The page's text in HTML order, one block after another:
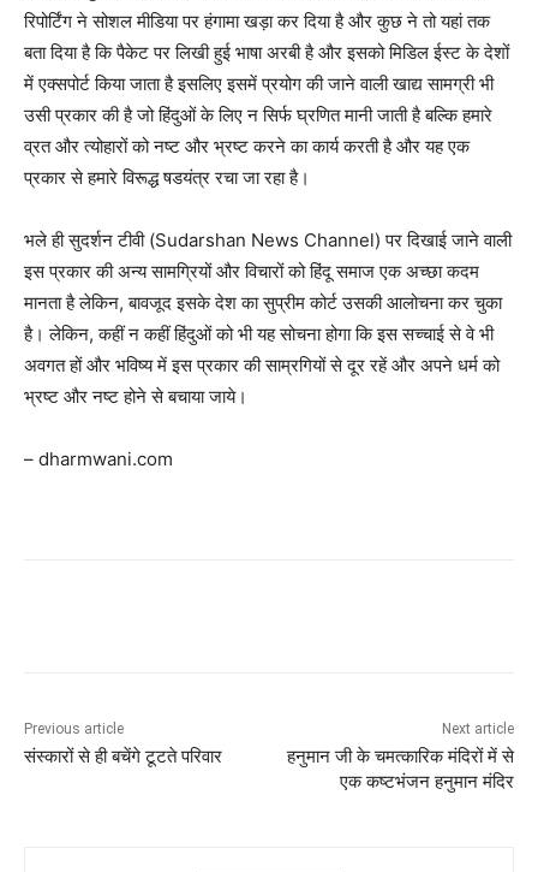
रिपोर्टिंग ने सोशल मीडिया पर हंगामा खड़ा कर दिया है और कुछ ने तो यहां तक ​​
बता दिया है कि पैकेट पर लिखी हुई भाषा अरबी है और इसको मिडिल ईस्ट के देशों
में एक्सपोर्ट किया जाता है इसलिए इसमें प्रयोग की जाने वाली खाद्य सामग्री भी
उसी प्रकार की है जो हिंदुओं के लिए न सिर्फ घ्रणित मानी जाती है बल्कि हमारे
व्रत और त्योहारों को नष्ट और भ्रष्ट करने का कार्य करती है और यह एक
प्रकार से हमारे विरूद्ध षडयंत्र रचा जा रहा है।
भले ही सुदर्शन टीवी (Sudarshan News Channel) पर दिखाई जाने वाली
इस प्रकार की अन्य सामग्रियों और विचारों को हिंदू समाज एक अच्छा कदम
मानता है लेकिन, बावजूद इसके देश का सुप्रीम कोर्ट उसकी आलोचना कर चुका
है। लेकिन, कहीं न कहीं हिंदुओं को भी यह सोचना होगा कि इस सच्चाई से वे भी
अवगत हों और भविष्य में इस प्रकार की साम्रगियों से दूर रहें और अपने धर्म को
भ्रष्ट और नष्ट होने से बचाया जाये।
– dharmwani.com
Previous article
संस्कारों से ही बचेंगे टूटते परिवार
Next article
हनुमान जी के चमत्कारिक मंदिरों में से
एक कष्टभंजन हनुमान मंदिर